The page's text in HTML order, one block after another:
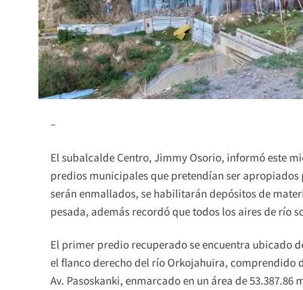
–
El subalcalde Centro, Jimmy Osorio, informó este
predios municipales que pretendían ser
serán enmallados, se habilitarán depósitos de
pesada, además recordó que todos los aires de río
El primer predio recuperado se encuentra ubicado
el flanco derecho del río Orkojahuira, comprendido
Av. Pasoskanki, enmarcado en un área de